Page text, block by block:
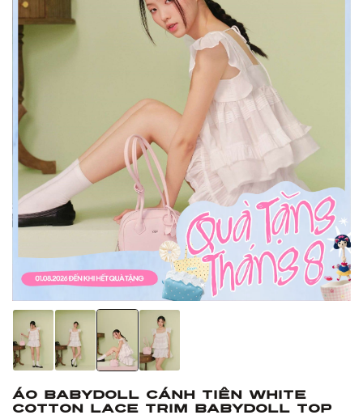
Áo babydoll cánh tiên White
Cotton Lace Trim Babydoll Top